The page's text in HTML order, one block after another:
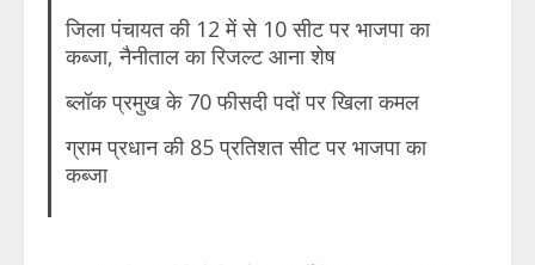
जिला पंचायत की 12 में से 10 सीट पर भाजपा का
कब्जा, नैनीताल का रिजल्ट आना शेष
ब्लॉक प्रमुख के 70 फीसदी पदों पर खिला कमल
ग्राम प्रधान की 85 प्रतिशत सीट पर भाजपा का
कब्जा